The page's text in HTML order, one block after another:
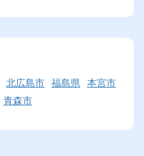
北広島市 福島県 本宮市
青森市